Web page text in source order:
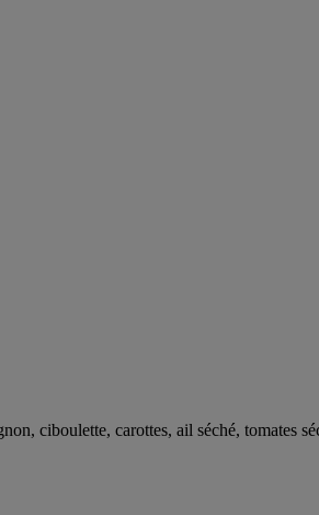
ciboulette, carottes, ail séché, tomates